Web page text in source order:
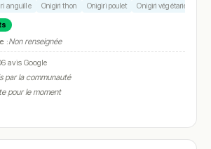
anguille Onigiri thon Onigiri poulet Onigiri végétarien
:Non renseignée
avis Google
par la communauté
pour le moment